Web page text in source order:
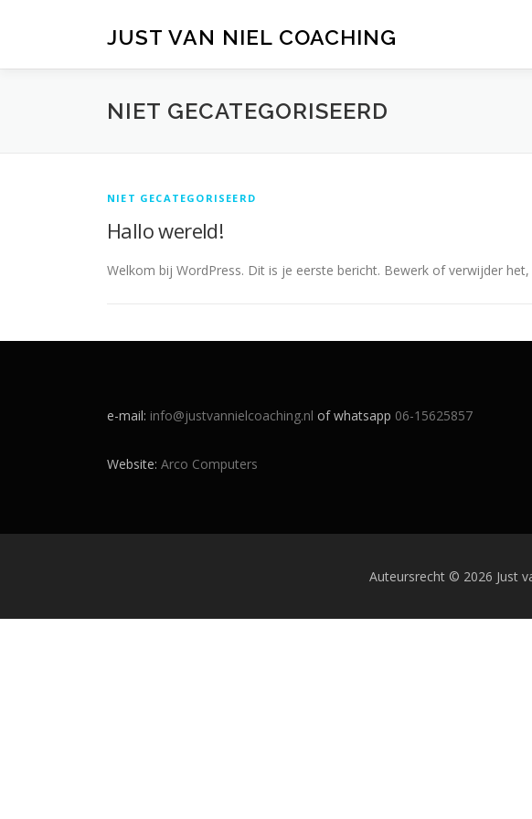
springen
JUST VAN NIEL COACHING
NIET GECATEGORISEERD
NIET GECATEGORISEERD
Hallo wereld!
Welkom bij WordPress. Dit is je eerste bericht. Bewerk of verwijder
e-mail: info@justvannielcoaching.nl of whatsapp 06-15625857
Website: Arco Computers
Auteursrecht © 2026 Just